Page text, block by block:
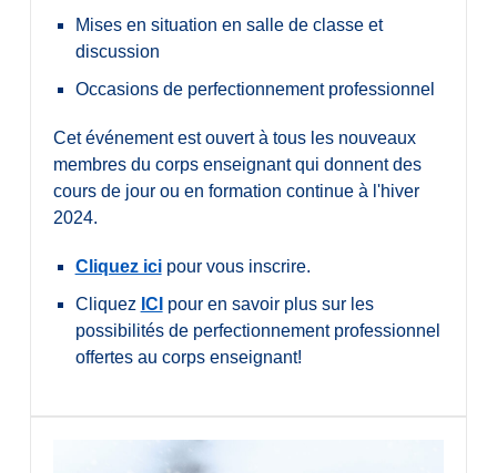
Mises en situation en salle de classe et
discussion
Occasions de perfectionnement professionnel
Cet événement est ouvert à tous les nouveaux
membres du corps enseignant qui donnent des
cours de jour ou en formation continue à l'hiver
2024.
Cliquez icipour vous inscrire.
Cliquez ICI pour en savoir plus sur les
possibilités de perfectionnement professionnel
offertes au corps enseignant!